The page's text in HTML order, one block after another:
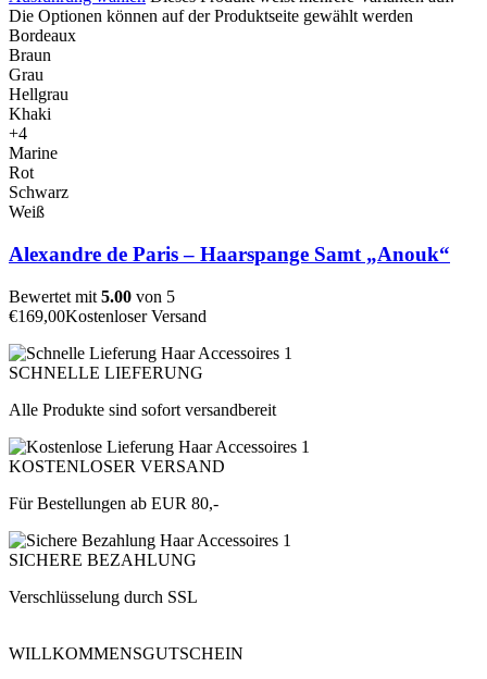
Die Optionen können auf der Produktseite gewählt werden
Bordeaux
Braun
Grau
Hellgrau
Khaki
+4
Marine
Rot
Schwarz
Weiß
Alexandre de Paris – Haarspange Samt „Anouk“
Bewertet mit 5.00 von 5
€169,00Kostenloser Versand
SCHNELLE LIEFERUNG
Alle Produkte sind sofort versandbereit
KOSTENLOSER VERSAND
Für Bestellungen ab EUR 80,-
SICHERE BEZAHLUNG
Verschlüsselung durch SSL
WILLKOMMENSGUTSCHEIN